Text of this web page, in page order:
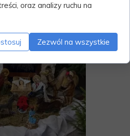
oraz analizy ruchu na
Zezwól na wszystkie